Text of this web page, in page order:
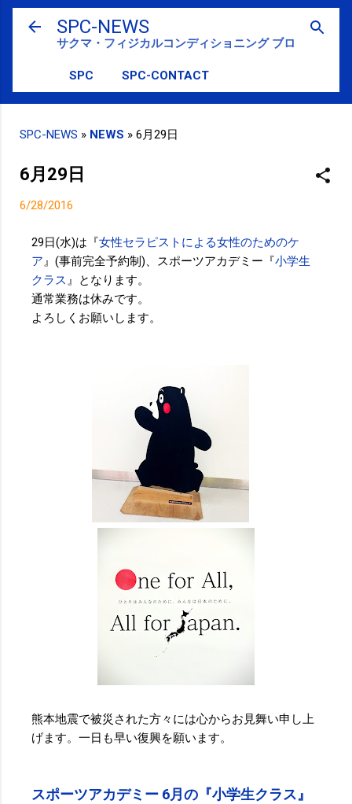
スキップしてメイン コンテンツに移動
SPC-NEWS
サクマ・フィジカルコンディショニング ブログ
SPC SPC-CONTACT
SPC-NEWS » NEWS » 6月29日
6月29日
6/28/2016
29日(水)は『女性セラピストによる女性のためのケ
ア 』(事前完全予約制)、スポーツアカデミー『小学生
クラス 』となります。
通常業務は休みです。
よろしくお願いします。
熊本地震で被災された方々には心からお見舞い申し上
げます。一日も早い復興を願います。
スポーツアカデミー 6月の『小学生クラス』